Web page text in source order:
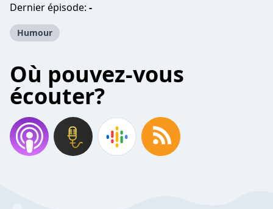
Dernier épisode: -
Humour
Où pouvez-vous
écouter?